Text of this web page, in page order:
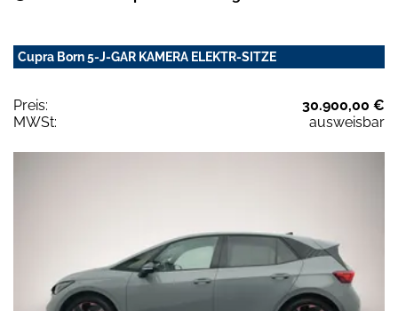
Cupra Born 5-J-GAR KAMERA ELEKTR-SITZE
Preis:
30.900,00 €
MWSt:
ausweisbar